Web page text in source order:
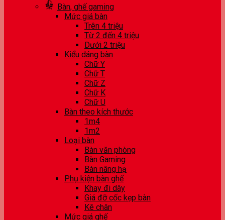
Bàn, ghế gaming
Mức giá bàn
Trên 4 triệu
Từ 2 đến 4 triệu
Dưới 2 triệu
Kiểu dáng bàn
Chữ Y
Chữ T
Chữ Z
Chữ K
Chữ U
Bàn theo kích thước
1m4
1m2
Loại bàn
Bàn văn phòng
Bàn Gaming
Bàn nâng hạ
Phụ kiện bàn ghế
Khay đi dây
Giá đỡ cốc kẹp bàn
Kê chân
Mức giá ghế